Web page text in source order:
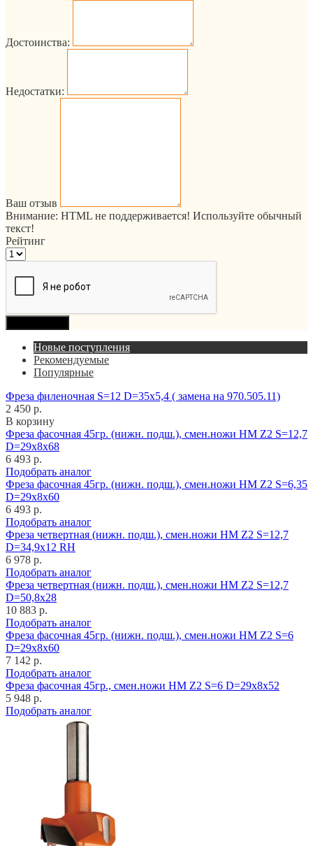
Достоинства:
Недостатки:
Ваш отзыв
Внимание: HTML не поддерживается! Используйте обычный
текст!
Рейтинг
Новые поступления
Рекомендуемые
Популярные
Фреза филеночная S=12 D=35x5,4 ( замена на 970.505.11)
2 450 р.
В корзину
Фреза фасочная 45гр. (нижн. подш.), смен.ножи HM Z2 S=12,7
D=29x8x68
6 493 р.
Подобрать аналог
Фреза фасочная 45гр. (нижн. подш.), смен.ножи HM Z2 S=6,35
D=29x8x60
6 493 р.
Подобрать аналог
Фреза четвертная (нижн. подш.), смен.ножи HM Z2 S=12,7
D=34,9x12 RH
6 978 р.
Подобрать аналог
Фреза четвертная (нижн. подш.), смен.ножи HM Z2 S=12,7
D=50,8x28
10 883 р.
Подобрать аналог
Фреза фасочная 45гр. (нижн. подш.), смен.ножи HM Z2 S=6
D=29x8x60
7 142 р.
Подобрать аналог
Фреза фасочная 45гр., смен.ножи HM Z2 S=6 D=29x8x52
5 948 р.
Подобрать аналог